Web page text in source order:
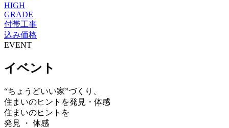
HIGH
GRADE
付帯工事
込み価格
EVENT
イベント
“ちょうどいい家”づくり、
住まいのヒントを発見・体感
住まいのヒントを
発見 ・ 体感